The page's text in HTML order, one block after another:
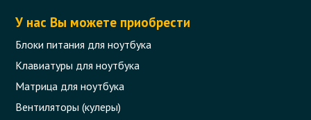
У нас Вы можете приобрести
Блоки питания для ноутбука
Клавиатуры для ноутбука
Матрица для ноутбука
Вентиляторы (кулеры)